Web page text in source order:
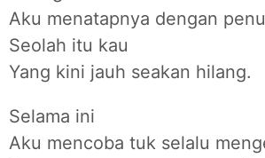
Aku menatapnya dengan
Seolah itu kau
Yang kini jauh seakan hilang.
Selama ini
Aku mencoba tuk selalu